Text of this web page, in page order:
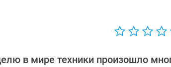
в мире техники произошло